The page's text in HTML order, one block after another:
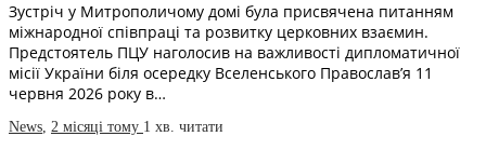
Зустріч у Митрополичому домі була присвячена питанням
міжнародної співпраці та розвитку церковних взаємин.
Предстоятель ПЦУ наголосив на важливості дипломатичної
місії України біля осередку Вселенського Православ’я 11
червня 2026 року в…
News, 2 місяці тому 1 хв. читати